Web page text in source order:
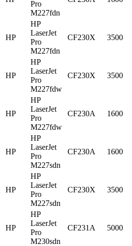
Pro
M227fdn
HP
HP
LaserJet
Pro
M227fdn
CF230X 3500
HP
HP
LaserJet
Pro
M227fdw
CF230X 3500
HP
HP
LaserJet
Pro
M227fdw
CF230A 1600
HP
HP
LaserJet
Pro
M227sdn
CF230A 1600
HP
HP
LaserJet
Pro
M227sdn
CF230X 3500
HP
HP
LaserJet
Pro
M230sdn
CF231A 5000